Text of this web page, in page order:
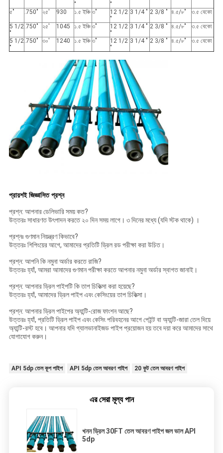
"
"
৫" .750" ২৫' 930 ১.৫ ইঞ্চি ৩"
12 1/2
"
3 1/4 " 2 3/8 " ৪.৫/৮" ৩.৫ বেকো
5 1/2
"
.750" ২৫' 1045 ১.৫ ইঞ্চি ৩"
12 1/2
"
3 1/4 " 2 3/8 " ৪.৫/৮" ৩.৫ বেকো
5 1/2
"
.750" ৩০' 1240 ১.৫ ইঞ্চি ৩"
12 1/2
"
3 1/4 " 2 3/8 " ৪.৫/৮" ৩.৫ বেকো
প্রায়শই জিজ্ঞাসিত প্রশ্ন
প্রশ্ন: আপনার ডেলিভারি সময় কত?
উত্তরঃ সাধারণত উৎপাদন করতে ২০ দিন সময় লাগে। ৩ দিনের মধ্যে (যদি স্টক থাকে) ।
প্রশ্নঃ গুণমান নিয়ন্ত্রণ কিভাবে?
উত্তরঃ শিপিংয়ের আগে, আমাদের প্রতিটি ড্রিল রড পরীক্ষা করা উচিত।
প্রশ্ন: আপনি কি নমুনা অর্ডার করতে রাজি?
উত্তরঃ হ্যাঁ, আমরা আমাদের গুণমান পরীক্ষা করতে আপনার নমুনা অর্ডার স্বাগত জানাই।
প্রশ্ন: আপনার ড্রিল পাইপটি কি তাপ চিকিত্সা করা হয়েছে?
উত্তরঃ হ্যাঁ, আমাদের ড্রিল পাইপ এবং কেসিংয়ের তাপ চিকিত্সা।
প্রশ্ন: আপনার ড্রিল পাইপের অ্যান্টি-রোজ ফাংশন আছে?
উত্তরঃ হ্যাঁ, প্রতিটি ড্রিল পাইপ এবং কেসিং পরিবহনের আগে পেইন্ট বা অ্যান্টি-জারা তেল দিয়ে
অ্যান্টি-রস্ট হবে। আপনার যদি গ্যালভানাইজড পাইপ প্রয়োজন হয় তবে দয়া করে আমাদের সাথে
যোগাযোগ করুন।
API 5dp তেল কূপ পাইপ API 5dp তেল আবরণ পাইপ 20 ফুট তেল আবরণ পাইপ
এর সেরা মূল্য পান
খনন ড্রিল 30FT তেল আবরণ পাইপ জল ভাল API
5dp